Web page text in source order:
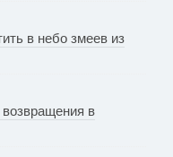
в небо змеев из
в